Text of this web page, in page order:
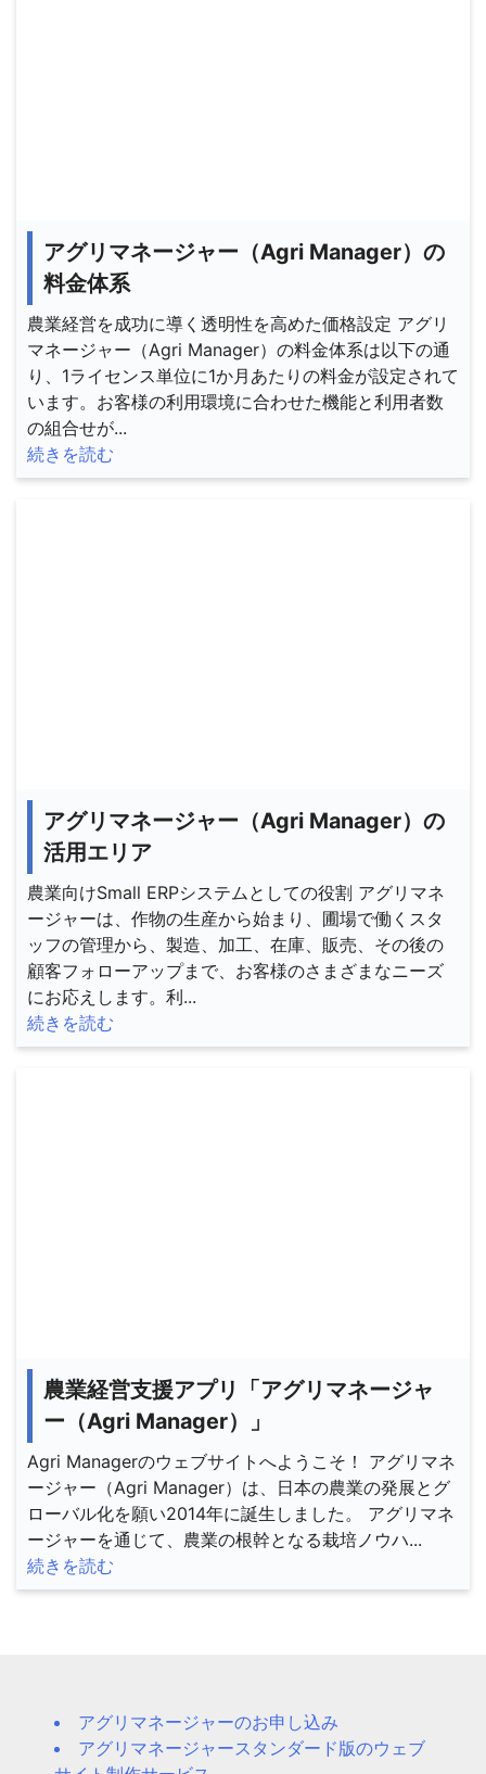
アグリマネージャー（Agri Manager）の
料金体系
農業経営を成功に導く透明性を高めた価格設定 アグリ
マネージャー（Agri Manager）の料金体系は以下の通
り、1ライセンス単位に1か月あたりの料金が設定されて
います。お客様の利用環境に合わせた機能と利用者数
の組合せが...
続きを読む
アグリマネージャー（Agri Manager）の
活用エリア
農業向けSmall ERPシステムとしての役割 アグリマネ
ージャーは、作物の生産から始まり、圃場で働くスタ
ッフの管理から、製造、加工、在庫、販売、その後の
顧客フォローアップまで、お客様のさまざまなニーズ
にお応えします。利...
続きを読む
農業経営支援アプリ「アグリマネージャ
ー（Agri Manager）」
Agri Managerのウェブサイトへようこそ！ アグリマネ
ージャー（Agri Manager）は、日本の農業の発展とグ
ローバル化を願い2014年に誕生しました。 アグリマネ
ージャーを通じて、農業の根幹となる栽培ノウハ...
続きを読む
アグリマネージャーのお申し込み
アグリマネージャースタンダード版のウェブ